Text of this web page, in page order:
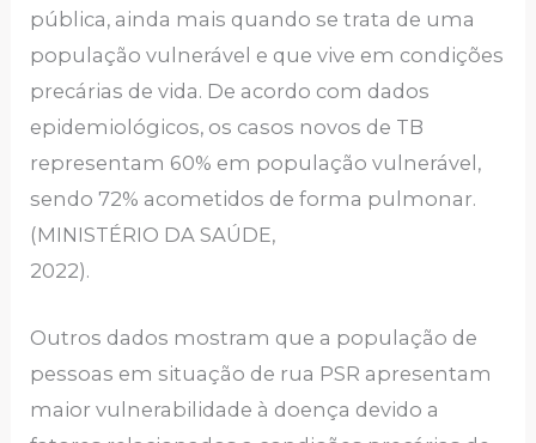
pública, ainda mais quando se trata de uma
população vulnerável e que vive em condições
precárias de vida. De acordo com dados
epidemiológicos, os casos novos de TB
representam 60% em população vulnerável,
sendo 72% acometidos de forma pulmonar.
(MINISTÉRIO DA SAÚDE,
2022).
Outros dados mostram que a população de
pessoas em situação de rua PSR apresentam
maior vulnerabilidade à doença devido a